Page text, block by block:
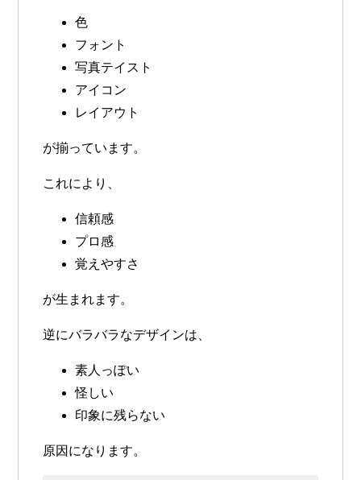
色
フォント
写真テイスト
アイコン
レイアウト
が揃っています。
これにより、
信頼感
プロ感
覚えやすさ
が生まれます。
逆にバラバラなデザインは、
素人っぽい
怪しい
印象に残らない
原因になります。